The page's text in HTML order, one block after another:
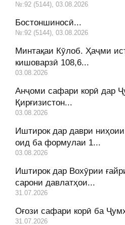
№:92 (5144), 03.08.2026
Бостоншиносӣ...
№:92 (5144), 03.08.2026
Минтақаи Кӯлоб. Ҳаҷми
кишоварзӣ 108,6...
03.08.2026
Анҷоми сафари корӣ дар
Қирғизистон...
03.08.2026
Иштирок дар даври
оид ба формулаи 1...
03.08.2026
Иштирок дар Вохӯрии
сарони давлатҳои...
31.07.2026
Оғози сафари корӣ ба
31.07.2026